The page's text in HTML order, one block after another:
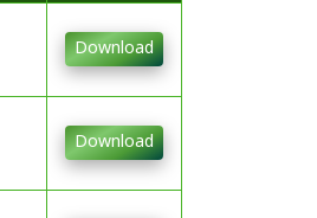
Download
Download